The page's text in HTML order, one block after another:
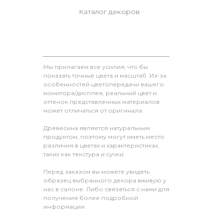
Каталог декоров
Мы прилагаем все усилия, что бы
показать точные цвета и масштаб. Из-за
особенностей цветопередачи вашего
монитора/дисплея, реальный цвет и
оттенок представленных материалов
может отличаться от оригинала.
Древесина является натуральным
продуктом, поэтому могут иметь место
различия в цветах и характеристиках,
таких как текстура и сучки.
Перед заказом вы можете увидеть
образец выбранного декора вживую у
нас в салоне. Либо связаться с нами для
получения более подробной
информации.